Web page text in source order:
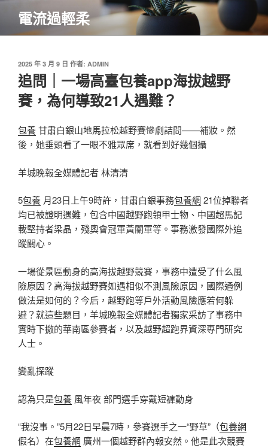
主
電流過輕柔
發
佈
於
2025 年 3 月 9 日 作者: ADMIN
追問｜一場高臺包養app海拔越野
賽，為何導致21人遇難？
包養甘肅白銀山地馬拉松越野賽慘劇詰問——補妝。然
後，她垂頭看了一眼不雅眾席，就看到好幾個攝
羊城晚報全媒體記者 林清清
5包養 月23日上午9時許，甘肅白銀事務包養網 21位掉聯者
均已被證明遇難，包含中國越野跑領甲士物、中國超馬記
載堅持者梁晶，殘奧會冠軍黃關軍等。事務激發國際外追
蹤關心。
一場從景區動身的高海拔越野競賽，事務中遭受了什么風
險原因？高海拔越野賽如遇相似不測風險原因，國際通例
做法是如何的？今后，越野跑等戶外活動風險應若何躲
避？就這些題目，羊城晚報全媒體記者獨家采訪了事務中
實時下撤的華南區參賽者，以及越野超跑界資深專門研究
人士。
變亂探蹤
認為只是包養 風年夜 部門選手穿戴短褲動身
“我沒事。”5月22日早晨7時，參賽選手之一“野草”（包養網
假名）在包養網 廣州一個越野群內報安然。他是此次競賽